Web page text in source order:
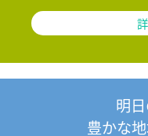
明
豊かな